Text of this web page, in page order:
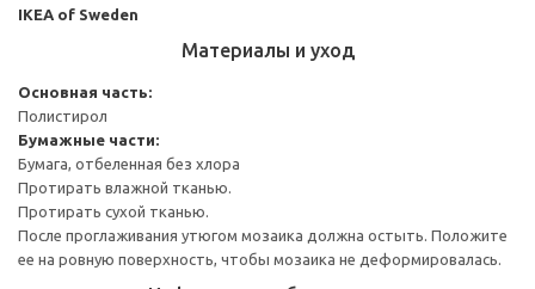
IKEA of Sweden
Материалы и уход
Основная часть:
Полистирол
Бумажные части:
Бумага, отбеленная без хлора
Протирать влажной тканью.
Протирать сухой тканью.
После проглаживания утюгом мозаика должна остыть. Положите
ее на ровную поверхность, чтобы мозаика не деформировалась.